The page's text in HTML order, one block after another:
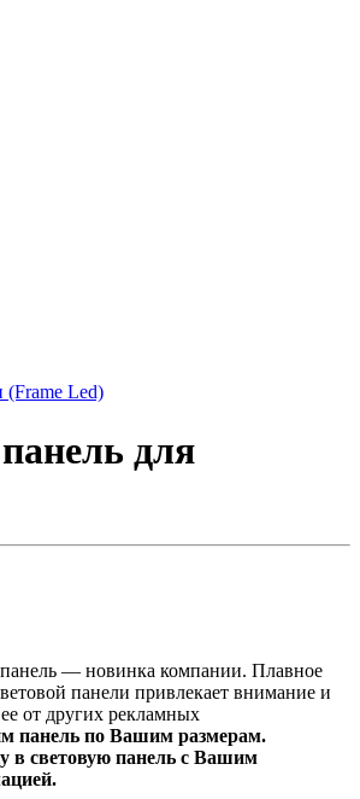
(Frame Led)
для
— новинка компании. Плавное
панели привлекает внимание и
от других рекламных
панель по Вашим размерам.
в световую панель с Вашим